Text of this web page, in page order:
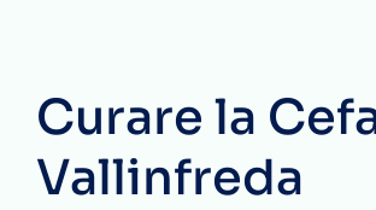
Curare la
Vallinfreda